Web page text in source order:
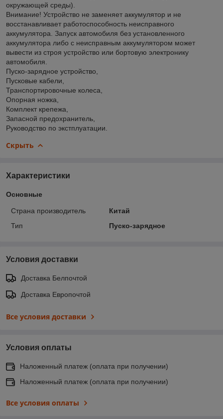
окружающей среды).
Внимание! Устройство не заменяет аккумулятор и не
восстанавливает работоспособность неисправного
аккумулятора. Запуск автомобиля без установленного
аккумулятора либо с неисправным аккумулятором может
вывести из строя устройство или бортовую электронику
автомобиля.
Пуско-зарядное устройство,
Пусковые кабели,
Транспортировочные колеса,
Опорная ножка,
Комплект крепежа,
Запасной предохранитель,
Руководство по экстплуатации.
Скрыть
Характеристики
Основные
Страна производитель
Китай
Тип
Пуско-зарядное
Условия доставки
Доставка Белпочтой
Доставка Европочтой
Все условия доставки
Условия оплаты
Наложенный платеж (оплата при получении)
Наложенный платеж (оплата при получении)
Все условия оплаты